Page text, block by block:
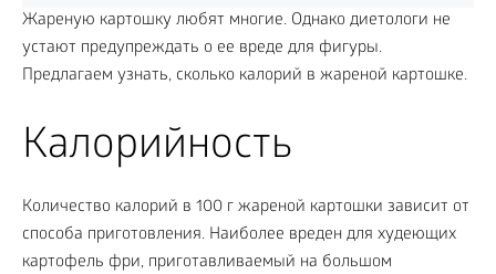
Жареную картошку любят многие. Однако диетологи не
устают предупреждать о ее вреде для фигуры.
Предлагаем узнать, сколько калорий в жареной картошке.
Калорийность
Количество калорий в 100 г жареной картошки зависит от
способа приготовления. Наиболее вреден для худеющих
картофель фри, приготавливаемый на большом